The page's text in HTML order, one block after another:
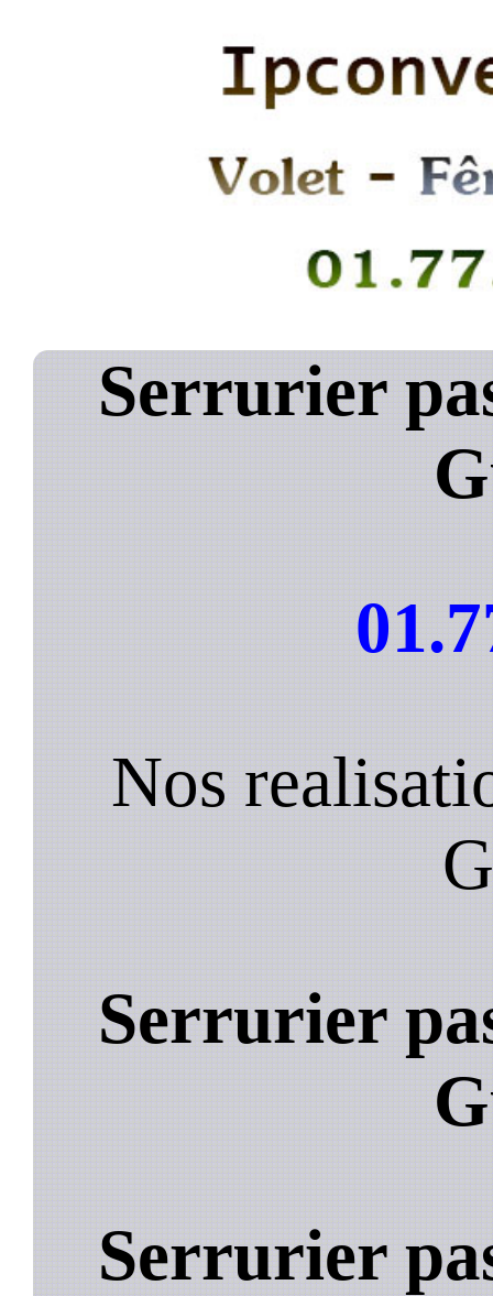
Serrurier
Nos
Serrurier
Serrurier